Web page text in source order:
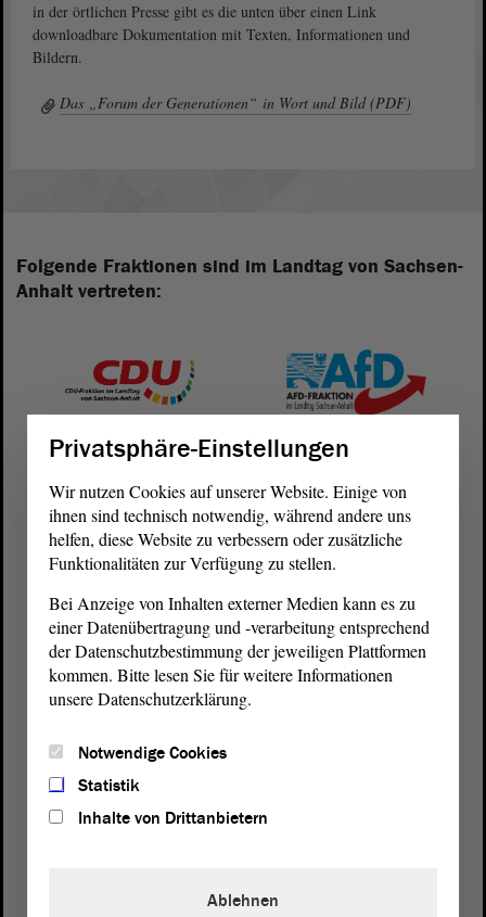
in der örtlichen Presse gibt es die unten über einen Link
downloadbare Dokumentation mit Texten, Informationen und
Bildern.
Das „Forum der Generationen“ in Wort und Bild (PDF)
Folgende Fraktionen sind im Landtag von Sachsen-
Anhalt vertreten:
Postanschrift
Landtagvon Sachsen-Anhalt
39104 Magdeburg
Wegbeschreibung
Privatsphäre-Einstellungen
Wir nutzen Cookies auf unserer Website. Einige von
ihnen sind technisch notwendig, während andere uns
helfen, diese Website zu verbessern oder zusätzliche
Funktionalitäten zur Verfügung zu stellen.
Bei Anzeige von Inhalten externer Medien kann es zu
einer Datenübertragung und -verarbeitung entsprechend
der Datenschutzbestimmung der jeweiligen Plattformen
kommen. Bitte lesen Sie für weitere Informationen
unsere Datenschutzerklärung.
Notwendige Cookies
Statistik
Inhalte von Drittanbietern
Ablehnen